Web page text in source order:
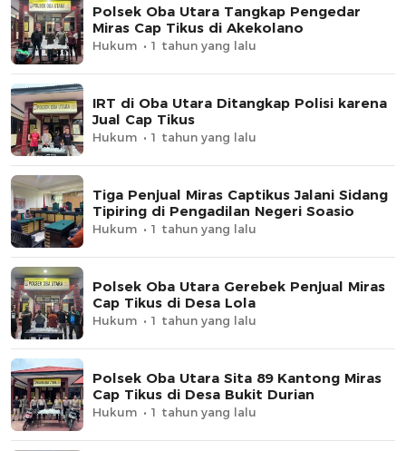
Polsek Oba Utara Tangkap Pengedar
Miras Cap Tikus di Akekolano
Hukum 1 tahun yang lalu
IRT di Oba Utara Ditangkap Polisi karena
Jual Cap Tikus
Hukum 1 tahun yang lalu
Tiga Penjual Miras Captikus Jalani Sidang
Tipiring di Pengadilan Negeri Soasio
Hukum 1 tahun yang lalu
Polsek Oba Utara Gerebek Penjual Miras
Cap Tikus di Desa Lola
Hukum 1 tahun yang lalu
Polsek Oba Utara Sita 89 Kantong Miras
Cap Tikus di Desa Bukit Durian
Hukum 1 tahun yang lalu